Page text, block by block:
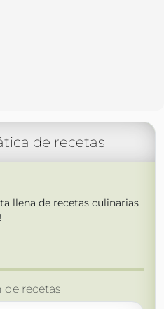
de recetas
llena de recetas culinarias
de recetas